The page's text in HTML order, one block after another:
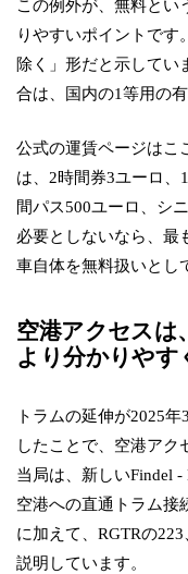
この例外が、無料とい
りやすいポイントです
除く」形だと示してい
合は、国内の1等用の
公式の運賃ページはこ
は、2時間券3ユーロ、
間パス500ユーロ、シ
必要としないなら、最
車自体を無料扱いとし
空港アクセスは
より分かりやす
トラムの延伸が2025
したことで、空港アク
当局は、新しいFindel -
空港への直通トラム接
に加えて、RGTRの
説明しています。